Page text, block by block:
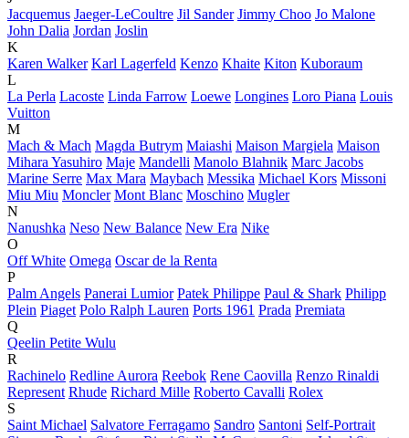
Jacquemus Jaeger-LeCoultre Jil Sander Jimmy Choo Jo Malone
John Dalia Jordan Joslin
K
Karen Walker Karl Lagerfeld Kenzo Khaite Kiton Kuboraum
L
La Perla Lacoste Linda Farrow Loewe Longines Loro Piana Louis
Vuitton
M
Mach & Mach Magda Butrym Maiashi Maison Margiela Maison
Mihara Yasuhiro Maje Mandelli Manolo Blahnik Marc Jacobs
Marine Serre Max Mara Maybach Messika Michael Kors Missoni
Miu Miu Moncler Mont Blanc Moschino Mugler
N
Nanushka Neso New Balance New Era Nike
O
Off White Omega Oscar de la Renta
P
Palm Angels Panerai Lumior Patek Philippe Paul & Shark Philipp
Plein Piaget Polo Ralph Lauren Ports 1961 Prada Premiata
Q
Qeelin Petite Wulu
R
Rachinelo Redline Aurora Reebok Rene Caovilla Renzo Rinaldi
Represent Rhude Richard Mille Roberto Cavalli Rolex
S
Saint Michael Salvatore Ferragamo Sandro Santoni Self-Portrait